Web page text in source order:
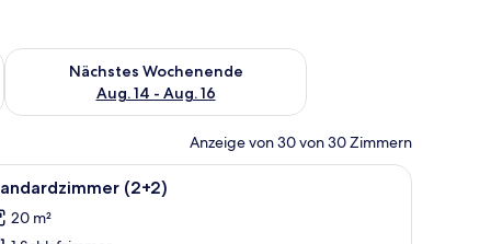
Aug. 7 - Aug. 9.
Nächstes Wochenende
Aug. 14 - Aug. 16
Überprüfe die Verfügbarkeit für nächstes Wochenende, Aug.
Anzeige von 30 von 30 Zimmern
einem Schreibtisch mit Stuhl, einem Telefon und einem Fernseher.
Ein Hotelzimmer mit einem großen Bett,
2 (2+2)
20 m²